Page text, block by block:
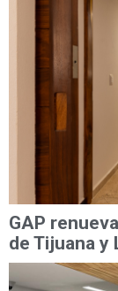
GAP
de Tijuana y